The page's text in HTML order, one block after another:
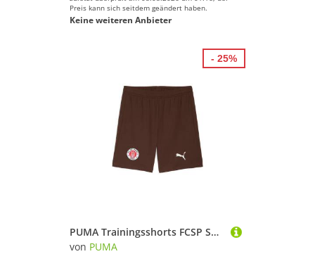
Preis kann sich seitdem geändert haben.
Keine weiteren Anbieter
PUMA Trainingsshorts FCSP SHORTS REPLICA für Fußball, leichtes und atmungsaktives Material, Regular Fit
von PUMA
- 25%